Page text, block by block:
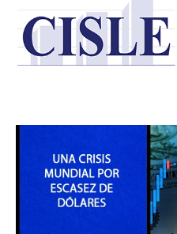
contenido